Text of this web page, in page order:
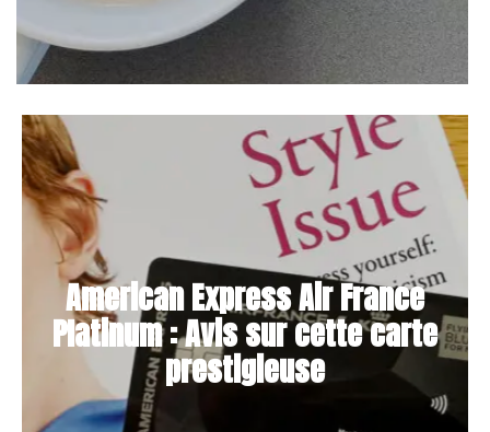
American Express Air France
Platinum : Avis sur cette carte
prestigieuse